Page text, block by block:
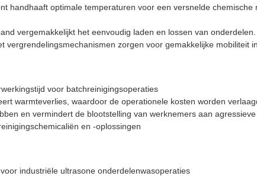
handhaaft optimale temperaturen voor een versnelde
vergemakkelijkt het eenvoudig laden en lossen van onderdelen.
vergrendelingsmechanismen zorgen voor gemakkelijke mobiliteit
voor batchreinigingsoperaties
warmteverlies, waardoor de operationele kosten worden
en vermindert de blootstelling van werknemers aan
en -oplossingen
industriële ultrasone onderdelenwasoperaties